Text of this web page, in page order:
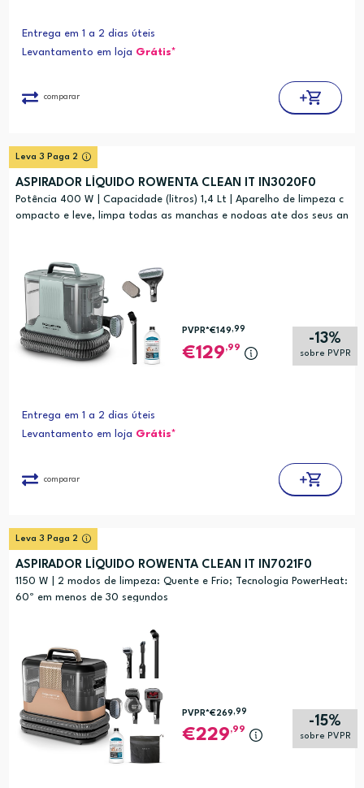
Entrega em 1 a 2 dias úteis
Levantamento em loja Grátis*
comparar
Leva 3 Paga 2
ASPIRADOR LÍQUIDO ROWENTA CLEAN IT IN3020F0
Potência 400 W | Capacidade (litros) 1,4 Lt | Aparelho de limpeza c
ompacto e leve, limpa todas as manchas e nodoas ate dos seus an
-13%
sobre PVPR
PVPR*€149,99
129,99
Entrega em 1 a 2 dias úteis
Levantamento em loja Grátis*
comparar
Leva 3 Paga 2
ASPIRADOR LÍQUIDO ROWENTA CLEAN IT IN7021F0
1150 W | 2 modos de limpeza: Quente e Frio; Tecnologia PowerHeat:
60º em menos de 30 segundos
-15%
sobre PVPR
PVPR*€269,99
229,99